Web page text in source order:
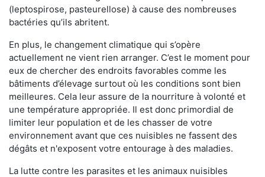
(leptospirose, pasteurellose) à cause des nombreuses
bactéries qu’ils abritent.
En plus, le changement climatique qui s’opère
actuellement ne vient rien arranger. C’est le moment pour
eux de chercher des endroits favorables comme les
bâtiments d’élevage surtout où les conditions sont bien
meilleures. Cela leur assure de la nourriture à volonté et
une température appropriée. Il est donc primordial de
limiter leur population et de les chasser de votre
environnement avant que ces nuisibles ne fassent des
dégâts et n'exposent votre entourage à des maladies.
La lutte contre les parasites et les animaux nuisibles